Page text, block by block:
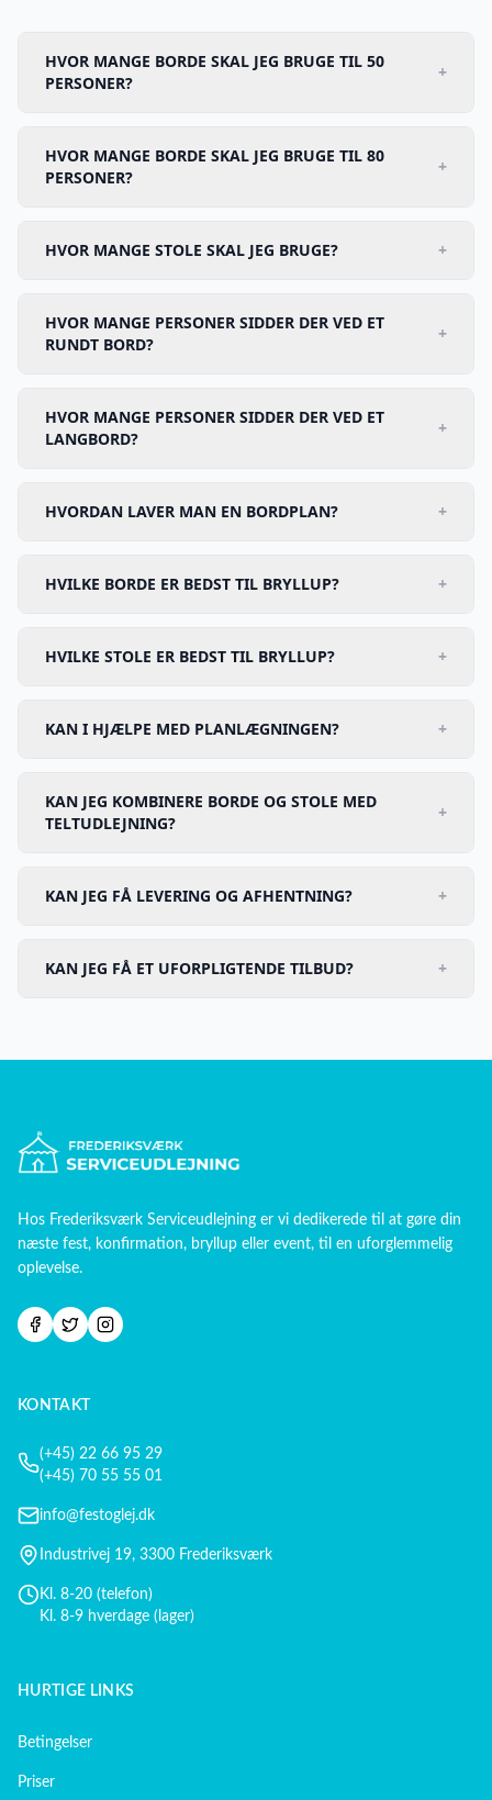
HVOR MANGE BORDE SKAL JEG BRUGE TIL 50
PERSONER?
+
HVOR MANGE BORDE SKAL JEG BRUGE TIL 80
PERSONER?
+
HVOR MANGE STOLE SKAL JEG BRUGE? +
HVOR MANGE PERSONER SIDDER DER VED ET
RUNDT BORD?
+
HVOR MANGE PERSONER SIDDER DER VED ET
LANGBORD?
+
HVORDAN LAVER MAN EN BORDPLAN? +
HVILKE BORDE ER BEDST TIL BRYLLUP? +
HVILKE STOLE ER BEDST TIL BRYLLUP? +
KAN I HJÆLPE MED PLANLÆGNINGEN? +
KAN JEG KOMBINERE BORDE OG STOLE MED
TELTUDLEJNING?
+
KAN JEG FÅ LEVERING OG AFHENTNING? +
KAN JEG FÅ ET UFORPLIGTENDE TILBUD? +
Hos Frederiksværk Serviceudlejning er vi dedikerede til at gøre din
næste fest, konfirmation, bryllup eller event, til en uforglemmelig
oplevelse.
KONTAKT
(+45) 22 66 95 29
(+45) 70 55 55 01
info@festoglej.dk
Industrivej 19, 3300 Frederiksværk
Kl. 8-20 (telefon)
Kl. 8-9 hverdage (lager)
HURTIGE LINKS
Betingelser
Priser